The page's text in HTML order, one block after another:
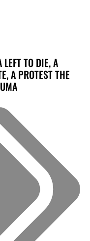
TO DIE, A
A PROTEST THE